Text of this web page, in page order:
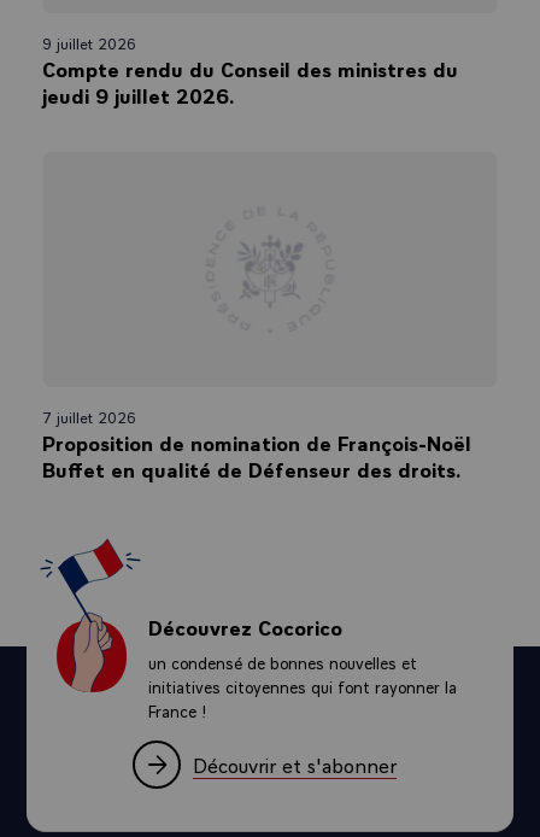
9 juillet 2026
Compte rendu du Conseil des ministres du
jeudi 9 juillet 2026.
7 juillet 2026
Proposition de nomination de François-Noël
Buffet en qualité de Défenseur des droits.
Découvrez Cocorico
un condensé de bonnes nouvelles et
initiatives citoyennes qui font rayonner la
France !
Découvrir et s'abonner